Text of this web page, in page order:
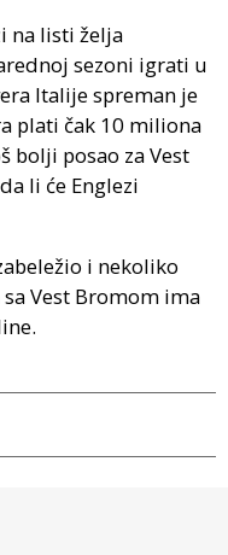
na listi želja
sezoni igrati u
Italije spreman je
plati čak 10 miliona
bolji posao za Vest
li će Englezi
i nekoliko
Vest Bromom ima